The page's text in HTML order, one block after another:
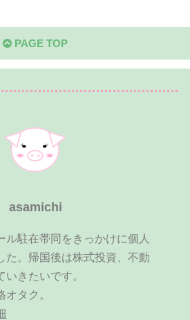
PAGE TOP
asamichi
ル駐在帯同をきっかけに個人
た。帰国後は株式投資、不動
いきたいです。
タク。